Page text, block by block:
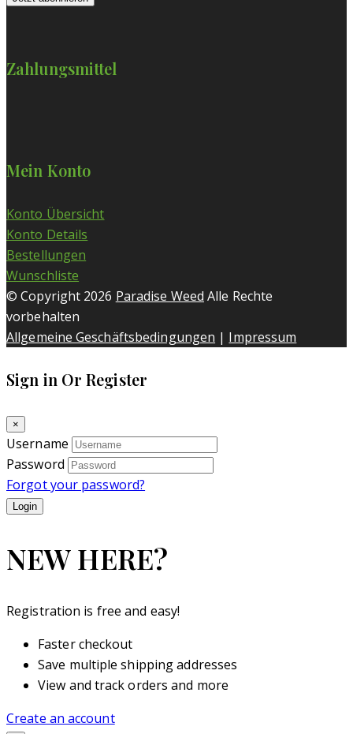
Zahlungsmittel
Mein Konto
Konto Übersicht
Konto Details
Bestellungen
Wunschliste
© Copyright 2026 Paradise Weed Alle Rechte
vorbehalten
Allgemeine Geschäftsbedingungen | Impressum
Sign in Or Register
×
Username
Password
Forgot your password?
NEW HERE?
Registration is free and easy!
Faster checkout
Save multiple shipping addresses
View and track orders and more
Create an account